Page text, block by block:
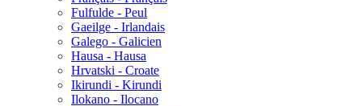
Fulfulde - Peul
Gaeilge - Irlandais
Galego - Galicien
Hausa - Hausa
Hrvatski - Croate
Ikirundi - Kirundi
Ilokano - Ilocano